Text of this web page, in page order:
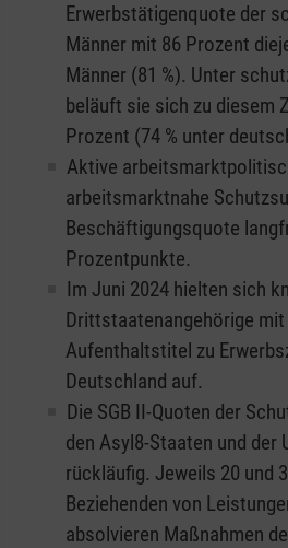
Erwerbstätigenquote der
Männer mit 86 Prozent
Männer (81 %). Unter
beläuft sie sich zu diesem
Prozent (74 % unter
Aktive
arbeitsmarktnahe
Beschäftigungsquote
Prozentpunkte.
Im Juni 2024 hielten sich
Drittstaatenangehörige mit
Aufenthaltstitel zu
Deutschland auf.
Die SGB II-Quoten der
den Asyl8-Staaten und der
rückläufig. Jeweils 20 und
Beziehenden von
absolvieren Maßnahmen